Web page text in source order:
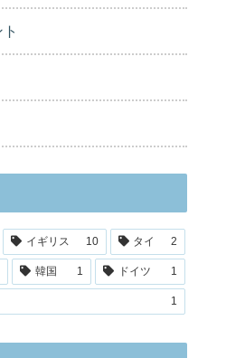
イギリス 10 タイ 2
韓国 1 ドイツ 1
1